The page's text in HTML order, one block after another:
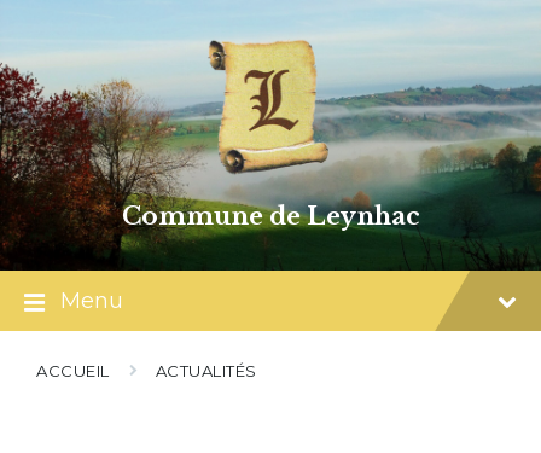
content
main
navigation
footer
Commune de Leynhac
Menu
ACCUEIL ACTUALITÉS